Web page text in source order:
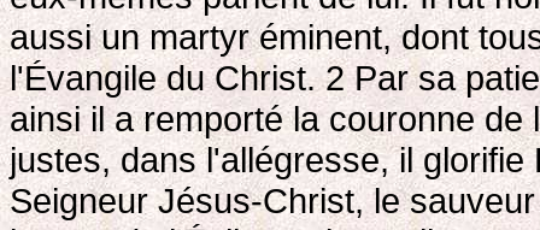
aussi un martyr éminent, dont
l'Évangile du Christ. 2Par sa
ainsi il a remporté la couronne
justes, dans l'allégresse, il
Seigneur Jésus-Christ, le